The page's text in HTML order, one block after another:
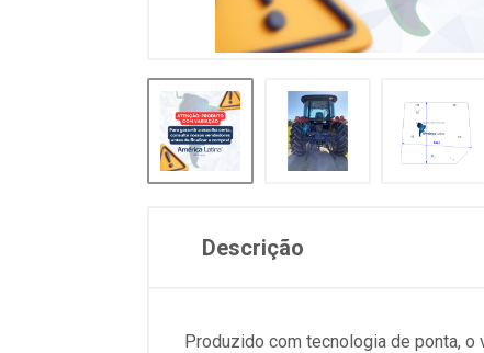
Descrição
Produzido com tecnologia de ponta,